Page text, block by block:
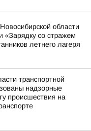
области
«Зарядку со стражем
летнего лагеря
транспортной
надзорные
происшествия на